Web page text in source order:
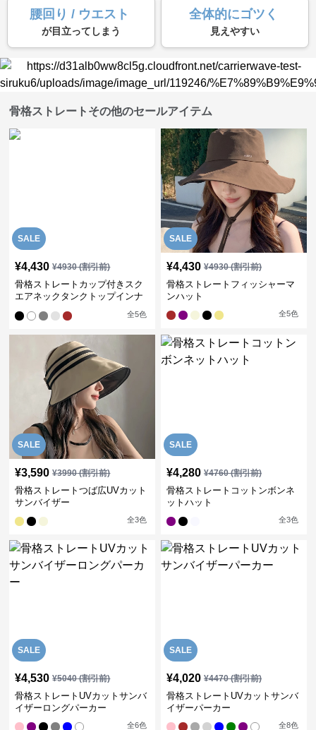
腰回り / ウエスト
が目立ってしまう
全体的にゴツく
見えやすい
骨格ストレートその他のセールアイテム
SALE
¥4,430 ¥4930(割引前)
骨格ストレートカップ付きスク
エアネックタンクトップインナ
全5色
SALE
¥4,430 ¥4930(割引前)
骨格ストレートフィッシャーマ
ンハット
全5色
SALE
¥3,590 ¥3990(割引前)
骨格ストレートつば広UVカット
サンバイザー
全3色
SALE
¥4,280 ¥4760(割引前)
骨格ストレートコットンボンネ
ットハット
全3色
SALE
¥4,530 ¥5040(割引前)
骨格ストレートUVカットサンバ
イザーロングパーカー
全6色
SALE
¥4,020 ¥4470(割引前)
骨格ストレートUVカットサンバ
イザーパーカー
全8色